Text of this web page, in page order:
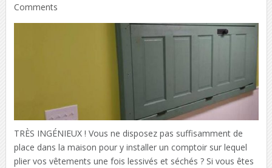
Comments
TRÈS INGÉNIEUX ! Vous ne disposez pas suffisamment de
place dans la maison pour y installer un comptoir sur lequel
plier vos vêtements une fois lessivés et séchés ? Si vous êtes